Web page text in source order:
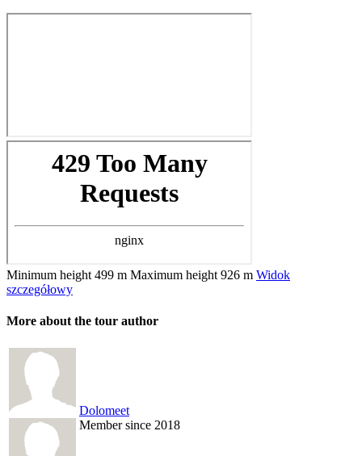
Minimum height 499 m Maximum height 926 m Widok
szczegółowy
More about the tour author
Dolomeet
Member since 2018